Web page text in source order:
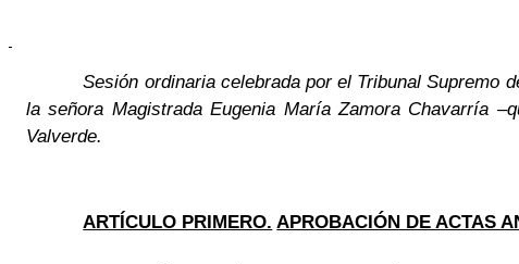
Sesión ordinaria celebrada por el Tribunal
la señora Magistrada Eugenia María Zamora Chavarría
Valverde.
ARTÍCULO PRIMERO. APROBACIÓN DE ACTAS